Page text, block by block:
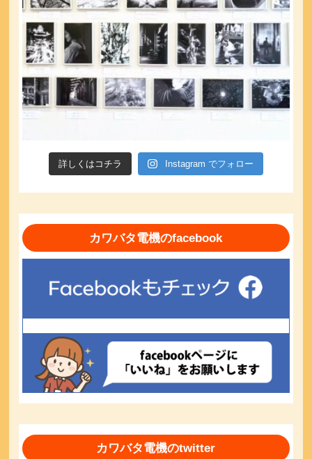
詳しくはコチラ Instagram でフォロー
カワバタ電機のfacebook
カワバタ電機のtwitter